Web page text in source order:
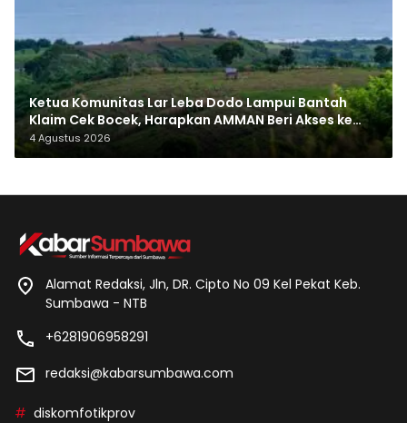
Ketua Komunitas Lar Leba Dodo Lampui Bantah
Klaim Cek Bocek, Harapkan AMMAN Beri Akses ke
Makam Leluhur
4 Agustus 2026
Alamat Redaksi, Jln, DR. Cipto No 09 Kel Pekat Keb.
Sumbawa - NTB
+6281906958291
redaksi@kabarsumbawa.com
diskomfotikprov